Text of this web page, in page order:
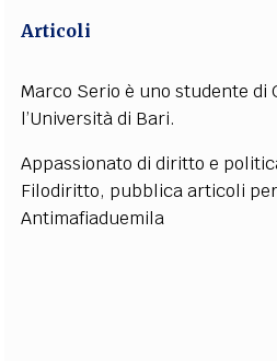
FILODIRITTO
CODICI RUBRICHE LIBRI
Articoli
Marco Serio è uno studente di
l’Università di Bari.
Appassionato di diritto e
Filodiritto, pubblica articoli
Antimafiaduemila